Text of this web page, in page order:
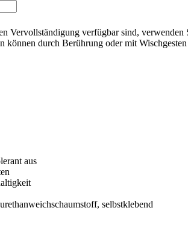
Vervollständigung verfügbar sind,
können durch Berührung oder mit Wischgesten
aus
selbstklebend